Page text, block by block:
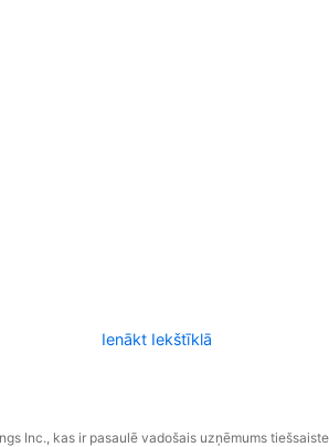
Ienākt Iekštīklā
Inc., kas ir pasaulē vadošais uzņēmums